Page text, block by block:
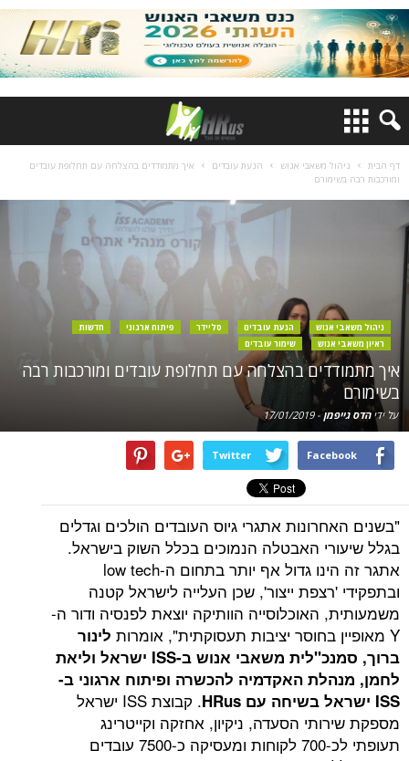
דף הבית ניהול משאבי אנוש הנעת עובדים
איך מתמודדים בהצלחה עם תחלופת עובדים
ומורכבות רבה בשימורם
ניהול משאבי אנוש הנעת עובדים סליידר פיתוח ארגוני
חדשות
ראיון משאבי אנוש
שימור עובדים
איך מתמודדים בהצלחה עם תחלופת עובדים ומורכבות רבה
בשימורם
על ידיהדס גייפמן-
17/01/2019
Facebook
Twitter
"בשנים האחרונות אתגרי גיוס העובדים הולכים וגדלים
בגלל שיעורי האבטלה הנמוכים בכלל השוק בישראל.
אתגר זה הינו גדול אף יותר בתחום ה-low tech
ובתפקידי 'רצפת ייצור', שכן העלייה לישראל קטנה
משמעותית, האוכלוסייה הוותיקה יוצאת לפנסיה ודור ה-
Y מאופיין בחוסר יציבות תעסוקתית", אומרות
לינור
ברוך, סמנכ"לית משאבי אנוש ב-ISS ישראל וליאת
לחמן, מנהלת האקדמיה להכשרה ופיתוח ארגוני ב-
ISS ישראל בשיחה עם HRus
. קבוצת ISS ישראל
מספקת שירותי הסעדה, ניקיון, אחזקה וקייטרינג
תעופתי לכ-700 לקוחות ומעסיקה כ-7500 עובדים